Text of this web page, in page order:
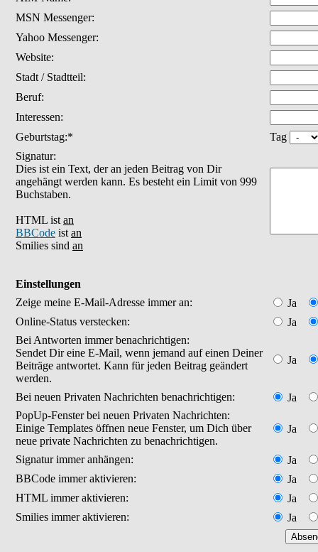
MSN Messenger:
Yahoo Messenger:
Website:
Stadt / Stadtteil:
Beruf:
Interessen:
Geburtstag:*
Tag
Signatur:
Dies ist ein Text, der an jeden Beitrag von Dir
angehängt werden kann. Es besteht ein Limit von 999
Buchstaben.
HTML ist an
BBCode ist an
Smilies sind an
Einstellungen
Zeige meine E-Mail-Adresse immer an:
Ja
Online-Status verstecken:
Ja
Bei Antworten immer benachrichtigen:
Sendet Dir eine E-Mail, wenn jemand auf einen Deiner
Beiträge antwortet. Kann für jeden Beitrag geändert
werden.
Ja
Bei neuen Privaten Nachrichten benachrichtigen:
Ja
PopUp-Fenster bei neuen Privaten Nachrichten:
Einige Templates öffnen neue Fenster, um Dich über
neue private Nachrichten zu benachrichtigen.
Ja
Signatur immer anhängen:
Ja
BBCode immer aktivieren:
Ja
HTML immer aktivieren:
Ja
Smilies immer aktivieren:
Ja